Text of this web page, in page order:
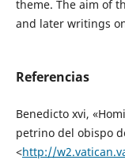
theme. The aim of
and later writings
Referencias
Benedicto xvi,
petrino del obispo
˂http://